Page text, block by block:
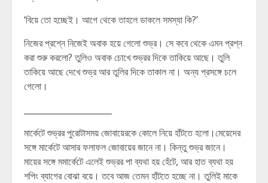
‘বিয়ে তো হচ্ছেই। আগে থেকে তাহলে ডাকলে সমস্যা কি?’
নিজের প্রশ্নে নিজেই অবাক হয়ে গেলো শুভ্র। সে কবে থেকে এমন প্রশ্ন
করা শুরু করলো? তুলিও অবাক চোখে শুভ্রর দিকে তাকিয়ে আছে। তুলি
তাকিয়ে আছে দেখে শুভ্র আর তুলির দিকে তাকাল না। অন্য প্রসঙ্গে চলে
গেলো।
মার্কেটে শুভ্রর পুরোটাসময় জোবায়েরকে কোলে নিয়ে হাঁটতে হলো।মেয়েদের
সঙ্গে মার্কেটে আসার ফলাফল জোবায়ের জানে না। কিন্তু শুভ্র জানে।
মায়ের সঙ্গে মমার্কেটে এলেই শুভ্রর পা ব্যথা হয় হেঁটে, আর হাত ব্যথা হয়
শপিং ব্যাগের বোঝা বয়ে। তবে আজ তেমন হাঁটতে হচ্ছে না। তুলিই মাকে